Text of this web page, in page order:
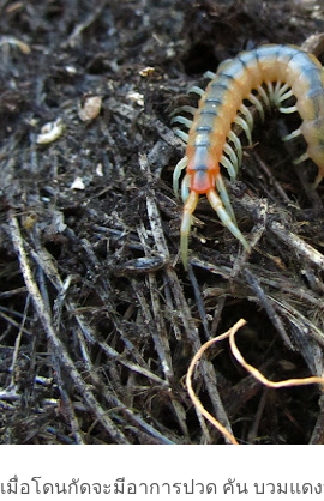
เมื่อโดนกัดจะมีอาการปวด คัน บวมแด